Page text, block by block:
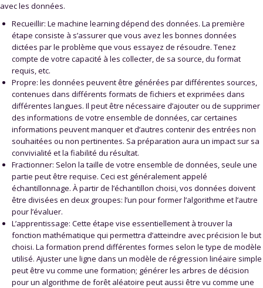
avec les données.
Recueillir: Le machine learning dépend des données. La première
étape consiste à s’assurer que vous avez les bonnes données
dictées par le problème que vous essayez de résoudre. Tenez
compte de votre capacité à les collecter, de sa source, du format
requis, etc.
Propre: les données peuvent être générées par différentes sources,
contenues dans différents formats de fichiers et exprimées dans
différentes langues. Il peut être nécessaire d’ajouter ou de supprimer
des informations de votre ensemble de données, car certaines
informations peuvent manquer et d’autres contenir des entrées non
souhaitées ou non pertinentes. Sa préparation aura un impact sur sa
convivialité et la fiabilité du résultat.
Fractionner: Selon la taille de votre ensemble de données, seule une
partie peut être requise. Ceci est généralement appelé
échantillonnage. À partir de l’échantillon choisi, vos données doivent
être divisées en deux groupes: l’un pour former l’algorithme et l’autre
pour l’évaluer.
L’apprentissage: Cette étape vise essentiellement à trouver la
fonction mathématique qui permettra d’atteindre avec précision le but
choisi. La formation prend différentes formes selon le type de modèle
utilisé. Ajuster une ligne dans un modèle de régression linéaire simple
peut être vu comme une formation; générer les arbres de décision
pour un algorithme de forêt aléatoire peut aussi être vu comme une